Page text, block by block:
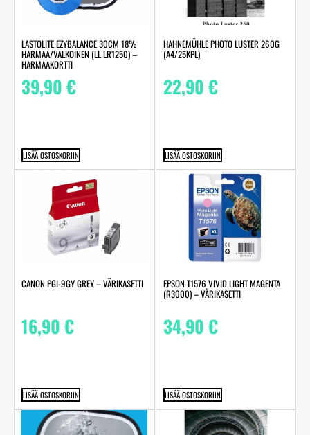
LASTOLITE EZYBALANCE 30CM 18%
HARMAA/VALKOINEN (LL LR1250) –
HARMAAKORTTI
39,90€
LISÄÄ OSTOSKORIIN
HAHNEMÜHLE PHOTO LUSTER 260G
(A4/25KPL)
22,90€
LISÄÄ OSTOSKORIIN
CANON PGI-9GY GREY – VÄRIKASETTI
16,90€
LISÄÄ OSTOSKORIIN
EPSON T1576 VIVID LIGHT MAGENTA
(R3000) – VÄRIKASETTI
34,90€
LISÄÄ OSTOSKORIIN